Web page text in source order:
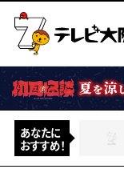
あなたに
おすすめ！